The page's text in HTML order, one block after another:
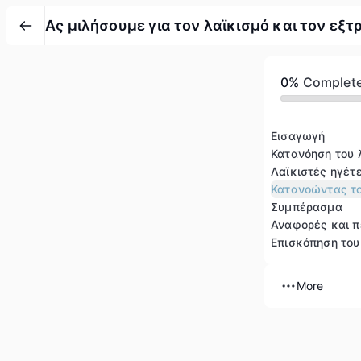
Ας μιλήσουμε για τον λαϊκισμό και τον
0%
Εισαγωγή
Κατανόηση του
Λαϊκιστές
Κατανοώντας
Συμπέρασμα
Αναφορές και
Επισκόπηση
More